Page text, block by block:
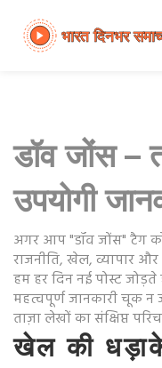
डॉव जोंस –
उपयोगी
अगर आप "डॉव जोंस" टैग
राजनीति, खेल, व्यापार
हम हर दिन नई पोस्ट
महत्वपूर्ण जानकारी चूक
ताज़ा लेखों का संक्षिप्त
खेल की